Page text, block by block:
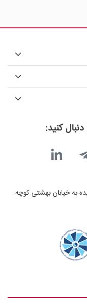
کنید:
به خیابان بهشتی کوچه